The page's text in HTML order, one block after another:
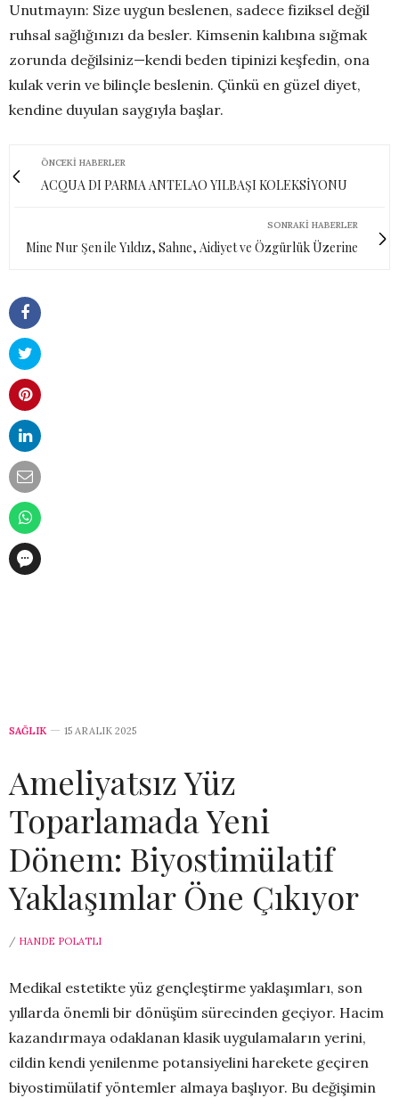
Unutmayın: Size uygun beslenen, sadece fiziksel değil
ruhsal sağlığınızı da besler. Kimsenin kalıbına sığmak
zorunda değilsiniz—kendi beden tipinizi keşfedin, ona
kulak verin ve bilinçle beslenin. Çünkü en güzel diyet,
kendine duyulan saygıyla başlar.
ÖNCEKI HABERLER
ACQUA DI PARMA ANTELAO YILBAŞI KOLEKSİYONU
SONRAKI HABERLER
Mine Nur Şen ile Yıldız, Sahne, Aidiyet ve Özgürlük Üzerine
SAĞLIK 15 ARALIK 2025
Ameliyatsız Yüz
Toparlamada Yeni
Dönem: Biyostimülatif
Yaklaşımlar Öne Çıkıyor
/ HANDE POLATLI
Medikal estetikte yüz gençleştirme yaklaşımları, son
yıllarda önemli bir dönüşüm sürecinden geçiyor. Hacim
kazandırmaya odaklanan klasik uygulamaların yerini,
cildin kendi yenilenme potansiyelini harekete geçiren
biyostimülatif yöntemler almaya başlıyor. Bu değişimin